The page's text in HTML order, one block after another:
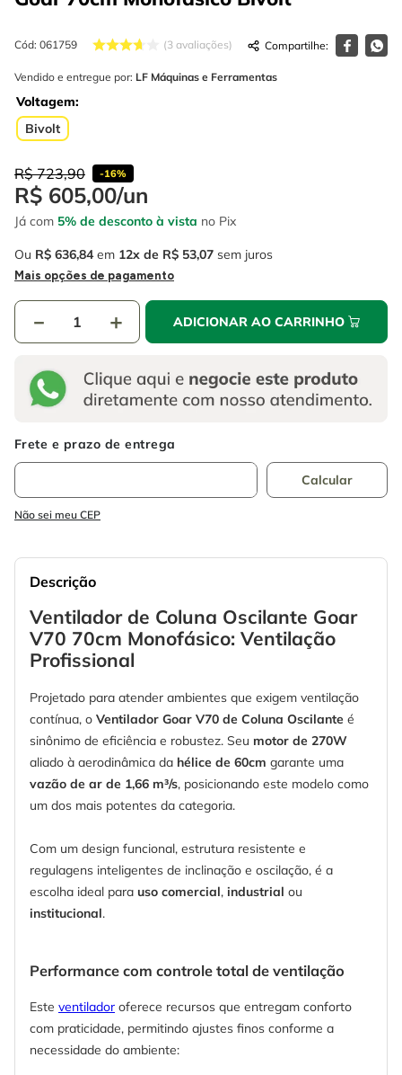
Cód: 061759 3 avaliações
Vendido e entregue por: LF Máquinas e Ferramentas
Voltagem
Bivolt
R$ 723,90 -16%
R$ 605,00/un
Já com 5% de desconto à vista no Pix
Ou R$ 636,84em 12 R$ 53,07 sem juros
Mais opções de pagamento
＋
－ ADICIONAR AO CARRINHO
Não sei meu CEP
Descrição
Ventilador de Coluna Oscilante Goar
V70 70cm Monofásico: Ventilação
Profissional
Projetado para atender ambientes que exigem ventilação
contínua, o Ventilador Goar V70 de Coluna Oscilante é
sinônimo de eficiência e robustez. Seu motor de 270W
aliado à aerodinâmica da hélice de 60cm garante uma
vazão de ar de 1,66 m³/s, posicionando este modelo como
um dos mais potentes da categoria.
Com um design funcional, estrutura resistente e
regulagens inteligentes de inclinação e oscilação, é a
escolha ideal para uso comercial, industrial ou
institucional.
Performance com controle total de ventilação
Este ventilador oferece recursos que entregam conforto
com praticidade, permitindo ajustes finos conforme a
necessidade do ambiente:
6º fio
7º serra copo
8º cabo flexivel
9º
º escada
º serra circular
º fio
serra copo
cabo flexivel
º chave impacto
10 º disco corte